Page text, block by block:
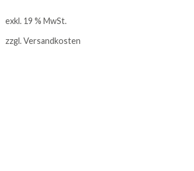
exkl. 19 % MwSt.
zzgl.Versandkosten